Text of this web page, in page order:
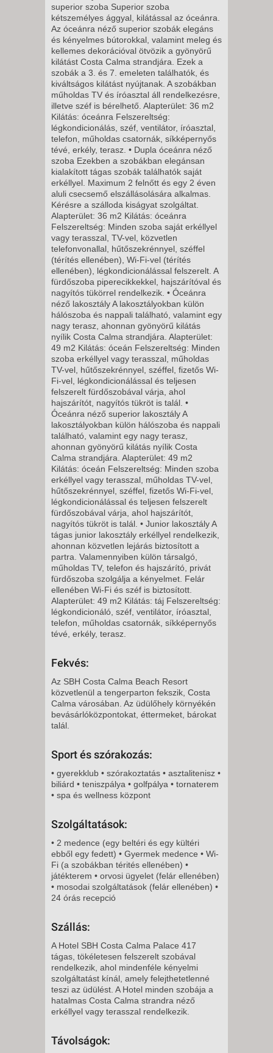
-
8 NAP / 7 ÉJSZAKA
2027. JANUÁR 17., VASÁRNAP
-
8 NAP / 7 ÉJSZAKA
2027. JANUÁR 24., VASÁRNAP
-
8 NAP / 7 ÉJSZAKA
2027. JANUÁR 31., VASÁRNAP
-
8 NAP / 7 ÉJSZAKA
2027. FEBRUÁR 07.,
VASÁRNAP -
8 NAP / 7 ÉJSZAKA
2027. FEBRUÁR 14.,
VASÁRNAP -
8 NAP / 7 ÉJSZAKA
2027. FEBRUÁR 21.,
VASÁRNAP -
8 NAP / 7 ÉJSZAKA
2027. FEBRUÁR 28.,
VASÁRNAP -
8 NAP / 7 ÉJSZAKA
2027. MÁRCIUS 07.,
VASÁRNAP -
8 NAP / 7 ÉJSZAKA
2027. MÁRCIUS 14.,
VASÁRNAP -
8 NAP / 7 ÉJSZAKA
superior szoba Superior szoba
kétszemélyes ággyal, kilátással az óceánra.
Az óceánra néző superior szobák elegáns
és kényelmes bútorokkal, valamint meleg és
kellemes dekorációval ötvözik a gyönyörű
kilátást Costa Calma strandjára. Ezek a
szobák a 3. és 7. emeleten találhatók, és
kiváltságos kilátást nyújtanak. A szobákban
műholdas TV és íróasztal áll rendelkezésre,
illetve széf is bérelhető. Alapterület: 36 m2
Kilátás: óceánra Felszereltség:
légkondicionálás, széf, ventilátor, íróasztal,
telefon, műholdas csatornák, síkképernyős
tévé, erkély, terasz. • Dupla óceánra néző
szoba Ezekben a szobákban elegánsan
kialakított tágas szobák találhatók saját
erkéllyel. Maximum 2 felnőtt és egy 2 éven
aluli csecsemő elszállásolására alkalmas.
Kérésre a szálloda kiságyat szolgáltat.
Alapterület: 36 m2 Kilátás: óceánra
Felszereltség: Minden szoba saját erkéllyel
vagy terasszal, TV-vel, közvetlen
telefonvonallal, hűtőszekrénnyel, széffel
(térítés ellenében), Wi-Fi-vel (térítés
ellenében), légkondicionálással felszerelt. A
fürdőszoba piperecikkekkel, hajszárítóval és
nagyítós tükörrel rendelkezik. • Óceánra
néző lakosztály A lakosztályokban külön
hálószoba és nappali található, valamint egy
nagy terasz, ahonnan gyönyörű kilátás
nyílik Costa Calma strandjára. Alapterület:
49 m2 Kilátás: óceán Felszereltség: Minden
szoba erkéllyel vagy terasszal, műholdas
TV-vel, hűtőszekrénnyel, széffel, fizetős Wi-
Fi-vel, légkondicionálással és teljesen
felszerelt fürdőszobával várja, ahol
hajszárítót, nagyítós tükröt is talál. •
Óceánra néző superior lakosztály A
lakosztályokban külön hálószoba és nappali
található, valamint egy nagy terasz,
ahonnan gyönyörű kilátás nyílik Costa
Calma strandjára. Alapterület: 49 m2
Kilátás: óceán Felszereltség: Minden szoba
erkéllyel vagy terasszal, műholdas TV-vel,
hűtőszekrénnyel, széffel, fizetős Wi-Fi-vel,
légkondicionálással és teljesen felszerelt
fürdőszobával várja, ahol hajszárítót,
nagyítós tükröt is talál. • Junior lakosztály A
tágas junior lakosztály erkéllyel rendelkezik,
ahonnan közvetlen lejárás biztosított a
partra. Valamennyiben külön társalgó,
műholdas TV, telefon és hajszárító, privát
fürdőszoba szolgálja a kényelmet. Felár
ellenében Wi-Fi és széf is biztosított.
Alapterület: 49 m2 Kilátás: táj Felszereltség:
légkondicionáló, széf, ventilátor, íróasztal,
telefon, műholdas csatornák, síkképernyős
tévé, erkély, terasz.
Fekvés:
Az SBH Costa Calma Beach Resort
közvetlenül a tengerparton fekszik, Costa
Calma városában. Az üdülőhely környékén
bevásárlóközpontokat, éttermeket, bárokat
talál.
Sport és szórakozás:
• gyerekklub • szórakoztatás • asztalitenisz •
biliárd • teniszpálya • golfpálya • tornaterem
• spa és wellness központ
Szolgáltatások:
• 2 medence (egy beltéri és egy kültéri
ebből egy fedett) • Gyermek medence • Wi-
Fi (a szobákban térités ellenében) •
játékterem • orvosi ügyelet (felár ellenében)
• mosodai szolgáltatások (felár ellenében) •
24 órás recepció
Szállás:
A Hotel SBH Costa Calma Palace 417
tágas, tökéletesen felszerelt szobával
rendelkezik, ahol mindenféle kényelmi
szolgáltatást kínál, amely felejthetetlenné
teszi az üdülést. A Hotel minden szobája a
hatalmas Costa Calma strandra néző
erkéllyel vagy terasszal rendelkezik.
Távolságok: